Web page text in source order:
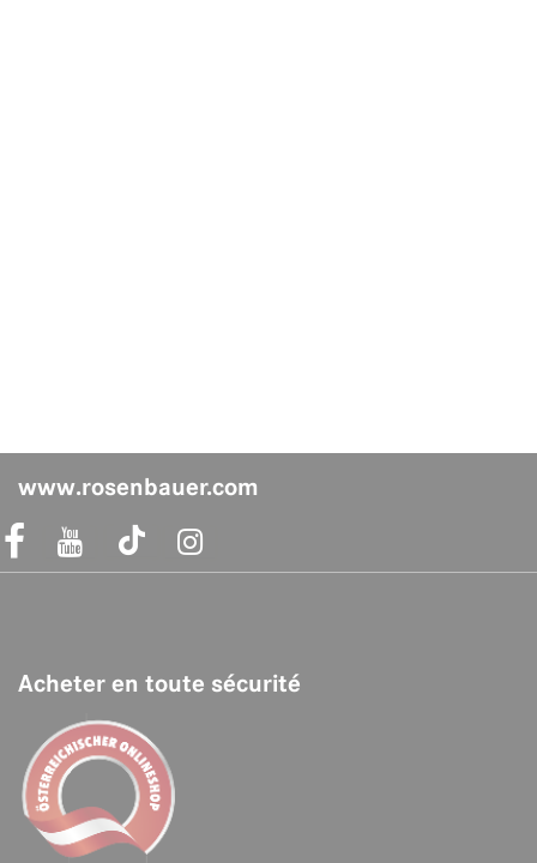
acebook Link
Instagram Link
www.rosenbauer.com
Acheter en toute sécurité